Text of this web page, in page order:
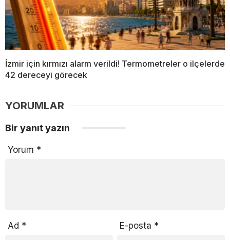
İzmir için kırmızı alarm verildi! Termometreler o ilçelerde
42 dereceyi görecek
YORUMLAR
Bir yanıt yazın
Yorum *
Ad * E-posta *